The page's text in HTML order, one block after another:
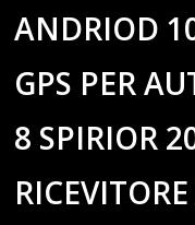
ANDRIOD
GPS PER
8 SPIRIOR